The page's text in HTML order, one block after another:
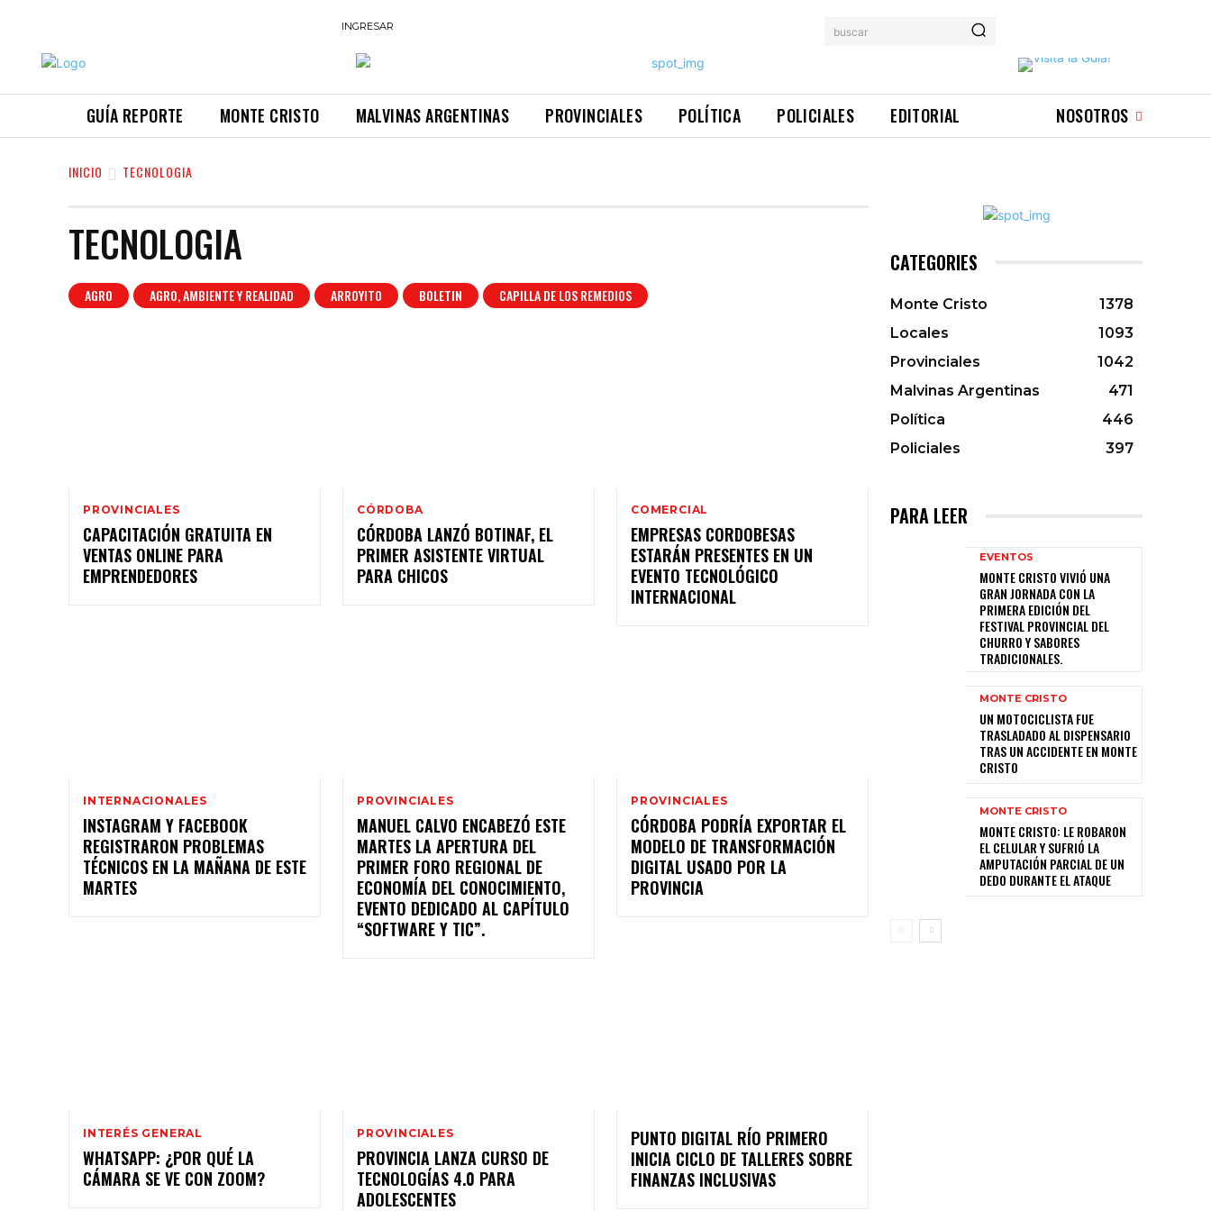
INGRESAR buscar
GUÍA REPORTE MONTE CRISTO MALVINAS ARGENTINAS PROVINCIALES POLÍTICA POLICIALES EDITORIAL NOSOTROS
INICIO TECNOLOGIA
TECNOLOGIA
AGRO AGRO, AMBIENTE Y REALIDAD ARROYITO BOLETIN CAPILLA DE LOS REMEDIOS
PROVINCIALES
CAPACITACIÓN GRATUITA EN
VENTAS ONLINE PARA
EMPRENDEDORES
CÓRDOBA
CÓRDOBA LANZÓ BOTINAF, EL
PRIMER ASISTENTE VIRTUAL
PARA CHICOS
COMERCIAL
EMPRESAS CORDOBESAS
ESTARÁN PRESENTES EN UN
EVENTO TECNOLÓGICO
INTERNACIONAL
INTERNACIONALES
INSTAGRAM Y FACEBOOK
REGISTRARON PROBLEMAS
TÉCNICOS EN LA MAÑANA DE ESTE
MARTES
PROVINCIALES
MANUEL CALVO ENCABEZÓ ESTE
MARTES LA APERTURA DEL
PRIMER FORO REGIONAL DE
ECONOMÍA DEL CONOCIMIENTO,
EVENTO DEDICADO AL CAPÍTULO
“SOFTWARE Y TIC”.
PROVINCIALES
CÓRDOBA PODRÍA EXPORTAR EL
MODELO DE TRANSFORMACIÓN
DIGITAL USADO POR LA
PROVINCIA
INTERÉS GENERAL
WHATSAPP: ¿POR QUÉ LA
CÁMARA SE VE CON ZOOM?
PROVINCIALES
PROVINCIA LANZA CURSO DE
TECNOLOGÍAS 4.0 PARA
ADOLESCENTES
PUNTO DIGITAL RÍO PRIMERO
INICIA CICLO DE TALLERES SOBRE
FINANZAS INCLUSIVAS
CATEGORIES
Monte Cristo
1378
Locales
1093
Provinciales
1042
Malvinas Argentinas
471
Política
446
Policiales
397
PARA LEER
EVENTOS
MONTE CRISTO VIVIÓ UNA
GRAN JORNADA CON LA
PRIMERA EDICIÓN DEL
FESTIVAL PROVINCIAL DEL
CHURRO Y SABORES
TRADICIONALES.
MONTE CRISTO
UN MOTOCICLISTA FUE
TRASLADADO AL DISPENSARIO
TRAS UN ACCIDENTE EN MONTE
CRISTO
MONTE CRISTO
MONTE CRISTO: LE ROBARON
EL CELULAR Y SUFRIÓ LA
AMPUTACIÓN PARCIAL DE UN
DEDO DURANTE EL ATAQUE